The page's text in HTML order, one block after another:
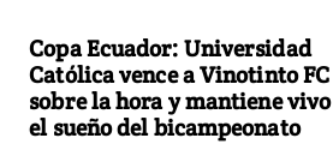
Copa Ecuador: Universidad
Católica vence a Vinotinto FC
sobre la hora y mantiene vivo
el sueño del bicampeonato